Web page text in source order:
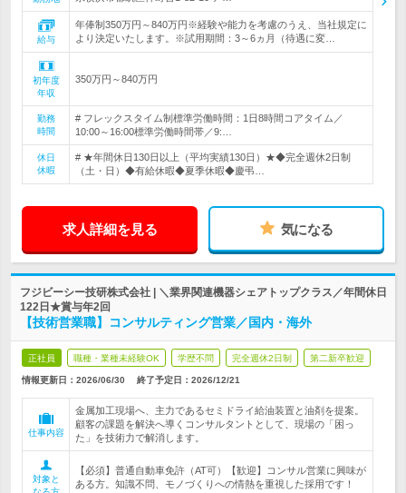
給与
年俸制350万円～840万円※経験や能力を考慮のうえ、当社規定に
より決定いたします。※試用期間：3～6ヵ月（待遇に変…
初年度
年収
350万円～840万円
勤務
時間
# フレックスタイム制標準労働時間：1日8時間コアタイム／
10:00～16:00標準労働時間帯／9:…
休日
休暇
# ★年間休日130日以上（平均実績130日）★◆完全週休2日制
（土・日）◆有給休暇◆夏季休暇◆慶弔…
求人詳細を見る 気になる
フジビーシー技研株式会社 | ＼業界関連機器シェアトップクラス／年間休日
122日★賞与年2回
【技術営業職】コンサルティング営業／国内・海外
正社員 職種・業種未経験OK 学歴不問 完全週休2日制 第二新卒歓迎
情報更新日：2026/06/30 終了予定日： 2026/12/21
仕事内容
金属加工現場へ、主力であるセミドライ給油装置と油剤を提案。
顧客の課題を解決へ導くコンサルタントとして、現場の「困っ
た」を技術力で解消します。
対象と
【必須】普通自動車免許（AT可）【歓迎】コンサル営業に興味が
ある方。知識不問、モノづくりへの情熱を重視した採用です！